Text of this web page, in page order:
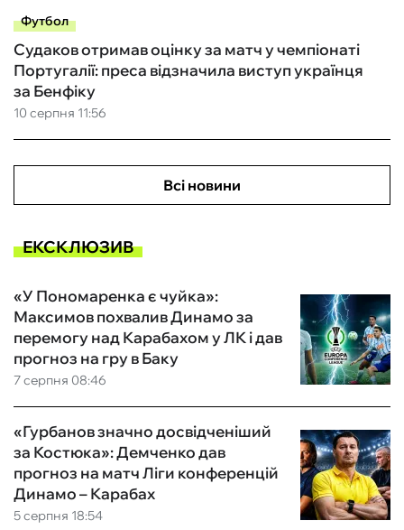
Футбол
10 серпня 11:56
Судаков отримав оцінку за матч у чемпіонаті
Португалії: преса відзначила виступ українця
за Бенфіку
Всі новини
ЕКСКЛЮЗИВ
7 серпня 08:46
«У Пономаренка є чуйка»:
Максимов похвалив Динамо за
перемогу над Карабахом у ЛК і дав
прогноз на гру в Баку
5 серпня 18:54
«Гурбанов значно досвідченіший
за Костюка»: Демченко дав
прогноз на матч Ліги конференцій
Динамо – Карабах